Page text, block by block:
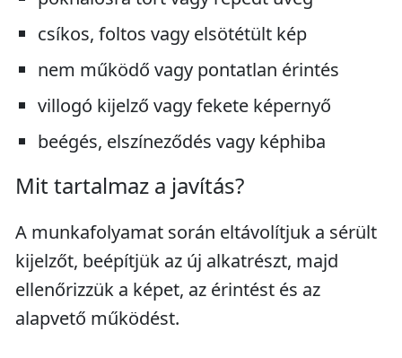
csíkos, foltos vagy elsötétült kép
nem működő vagy pontatlan érintés
villogó kijelző vagy fekete képernyő
beégés, elszíneződés vagy képhiba
Mit tartalmaz a javítás?
A munkafolyamat során eltávolítjuk a sérült
kijelzőt, beépítjük az új alkatrészt, majd
ellenőrizzük a képet, az érintést és az
alapvető működést.